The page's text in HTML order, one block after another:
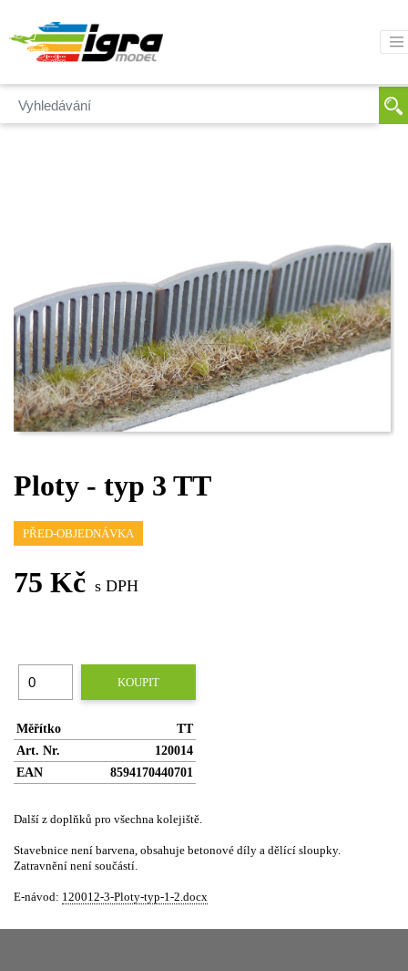
Ploty - typ 3 TT
PŘED-OBJEDNÁVKA
75 Kč s DPH
KOUPIT
Měřítko
TT
Art. Nr.
120014
EAN
8594170440701
Další z doplňků pro všechna kolejiště.
Stavebnice není barvena, obsahuje betonové díly a dělící sloupky.
Zatravnění není součástí.
E-návod: 120012-3-Ploty-typ-1-2.docx